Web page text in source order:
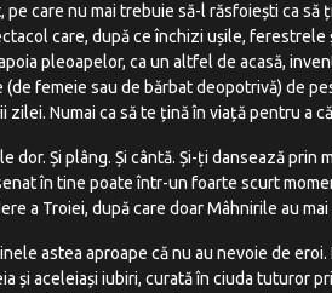
pe care nu mai trebuie să-l răsfoiești ca să
care, după ce închizi ușile,
pleoapelor, ca un altfel de acasă,
(de femeie sau de bărbat deopotrivă) de
zilei. Numai ca să te țină în viață pentru a
dor. Și plâng. Și cântă. Și-ți dansează
în tine poate într-un foarte scurt
a Troiei, după care doar Mâhnirile au
astea aproape că nu au nevoie de
și aceleiași iubiri, curată în ciuda tuturor